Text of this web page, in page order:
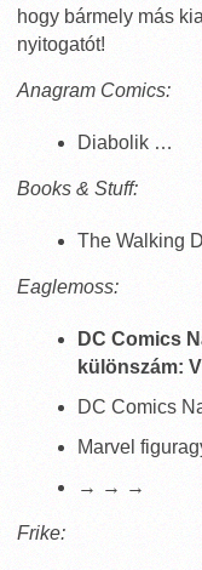
hogy bármely más
nyitogatót!
Anagram Comics:
Diabolik …
Books & Stuff:
The Walking
Eaglemoss:
DC Comics
különszám:
DC Comics
Marvel
→ → →
Frike: